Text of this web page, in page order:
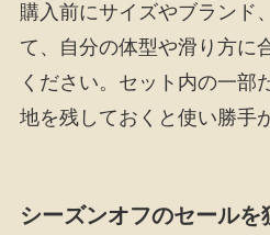
購入前にサイズやブランド
て、自分の体型や滑り方に
ください。セット内の一部
地を残しておくと使い勝手
シーズンオフのセールを